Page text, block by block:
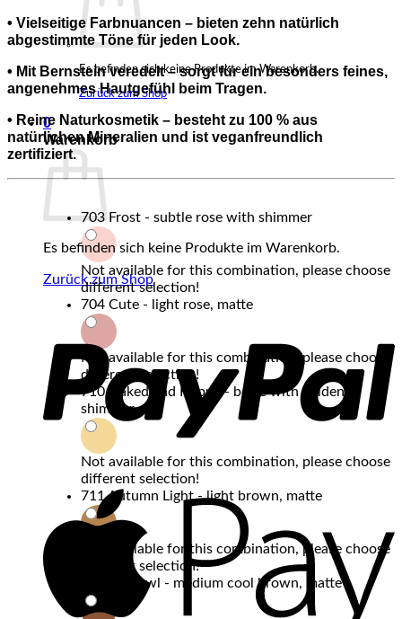
Es befinden sich keine Produkte im Warenkorb.
Zurück zum Shop
0
Warenkorb
Es befinden sich keine Produkte im Warenkorb.
Zurück zum Shop
• Vielseitige Farbnuancen – bieten zehn natürlich
abgestimmte Töne für jeden Look.
• Mit Bernstein veredelt – sorgt für ein besonders feines,
angenehmes Hautgefühl beim Tragen.
• Reine Naturkosmetik – besteht zu 100 % aus
natürlichen Mineralien und ist veganfreundlich
zertifiziert.
703 Frost - subtle rose with shimmer
Not available for this combination, please choose
different selection!
704 Cute - light rose, matte
Not available for this combination, please choose
different selection!
710 Naked and Happy - beige with golden
shimmer
Not available for this combination, please choose
different selection!
711 Autumn Light - light brown, matte
Not available for this combination, please choose
different selection!
713 Oh-Owl - medium cool brown, matte